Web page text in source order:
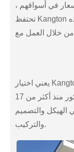
في أسواقهم ،
تحتفظ Kangton بهامش ربح منخفض. تضمن لك هذه
يعني اختيار Kangton أنك تختار فريقًا تقنيًا محترفًا للعمل
لديك. يعمل مهندسونا في مجال مواد الديكور منذ أكثر من 17
الهيكل والتصميم
والتركيب.